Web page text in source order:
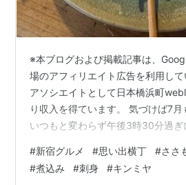
※本ブログおよび掲載記事は、
場のアフィリエイト広告を利用し
アソシエイトとして日本橋浜町
り収入を得ています。 気づけば7
いつもと変わらず午後3時30分過ぎ
焼きを食べる日になっている。
mnoguti.hatenablog.com 夏本番を
#新宿グルメ #思い出横丁 #ささ
#煮込み #刺身 #キンミヤ